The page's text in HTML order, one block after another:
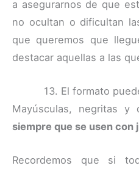
a asegurarnos de que
no ocultan o dificultan
que queremos que
destacar aquellas a las
13. El formato
Mayúsculas, negritas y
siempre que se usen con
Recordemos que si